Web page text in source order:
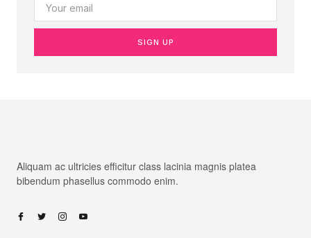
SIGN UP
Aliquam ac ultricies efficitur class lacinia magnis platea
bibendum phasellus commodo enim.